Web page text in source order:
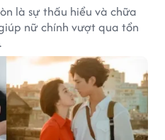
là sự thấu hiểu và chữa
nữ chính vượt qua tổn